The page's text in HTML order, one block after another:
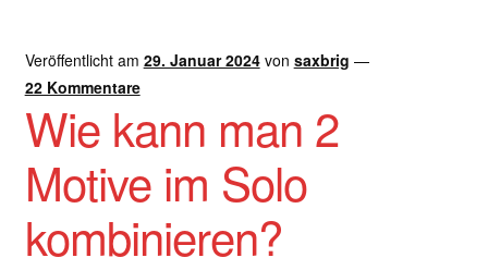
Veröffentlicht am 29. Januar 2024 von saxbrig —
22 Kommentare
Wie kann man 2
Motive im Solo
kombinieren?